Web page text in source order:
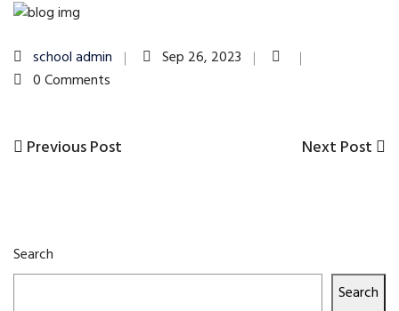
school admin
Sep 26, 2023
0 Comments
Post
Previous
Previous Post
Next
Next Post
Search
Search